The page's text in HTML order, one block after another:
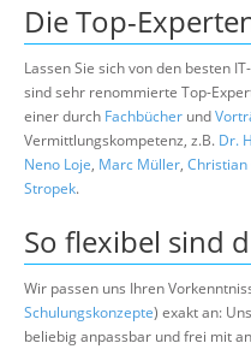
Die Top-
Lassen Sie sich von den besten
sind sehr renommierte Top-
einer durch Fachbücher und
Vermittlungskompetenz, z.B. Dr.
Neno Loje, Marc Müller, Christian
Stropek.
So flexibel sind
Wir passen uns Ihren
Schulungskonzepte) exakt an:
beliebig anpassbar und frei mit